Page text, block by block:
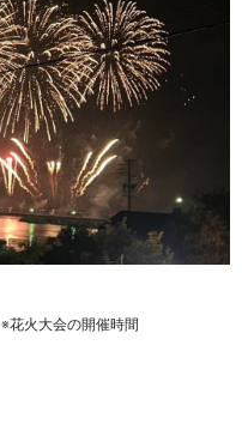
※花火大会の開催時間